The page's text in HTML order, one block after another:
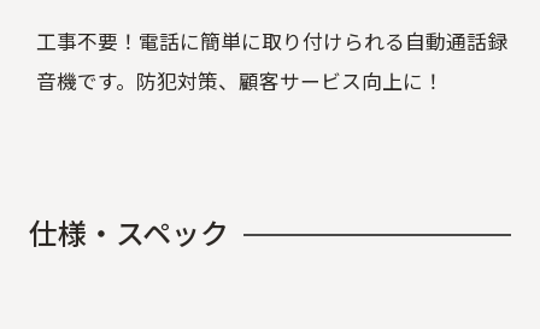
工事不要！電話に簡単に取り付けられる自動通話録
音機です。防犯対策、顧客サービス向上に！
仕様 ・ スペック